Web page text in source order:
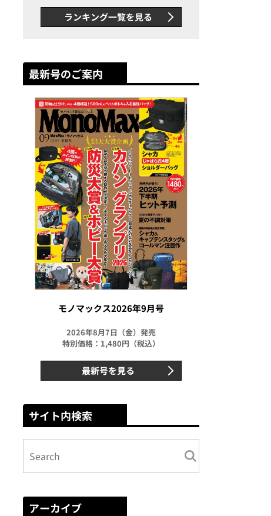
新ムーブメントの衝撃
ランキング一覧を見る
最新号のご案内
モノマックス2026年9月号
2026年8月7日（金）発売
特別価格：1,480円（税込）
最新号を見る
サイト内検索
アーカイブ